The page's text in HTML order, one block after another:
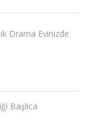
Drama Evinizde
Başlıca